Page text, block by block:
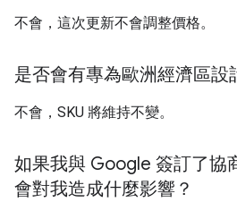
不會，這次更新不會調整價格。
是否會有專為歐洲經濟區設
不會，SKU 將維持不變。
如果我與 Google 簽訂了協
會對我造成什麼影響？